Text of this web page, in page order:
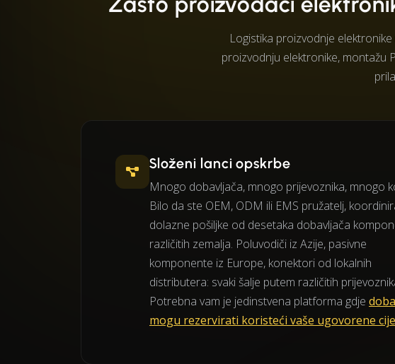
Logistika proizvodnje
proizvodnju elektronike, montažu
Složeni lanci opskrbe
Mnogo dobavljača, mnogo prijevoznika, mnogo
Bilo da ste OEM, ODM ili EMS pružatelj,
dolazne pošiljke od desetaka dobavljača
različitih zemalja. Poluvodiči iz Azije, pasivne
komponente iz Europe, konektori od lokalnih
distributera: svaki šalje putem različitih
Potrebna vam je jedinstvena platforma gdje
mogu rezervirati koristeći vaše ugovorene